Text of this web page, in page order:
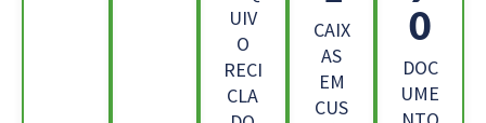
UIV
O
RECI
CLA
CAIX
AS
EM
CUS
1
DOC
UME